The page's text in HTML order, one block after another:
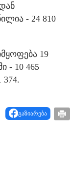
- 24 810
19
- 10 465
374.
გაზიარება